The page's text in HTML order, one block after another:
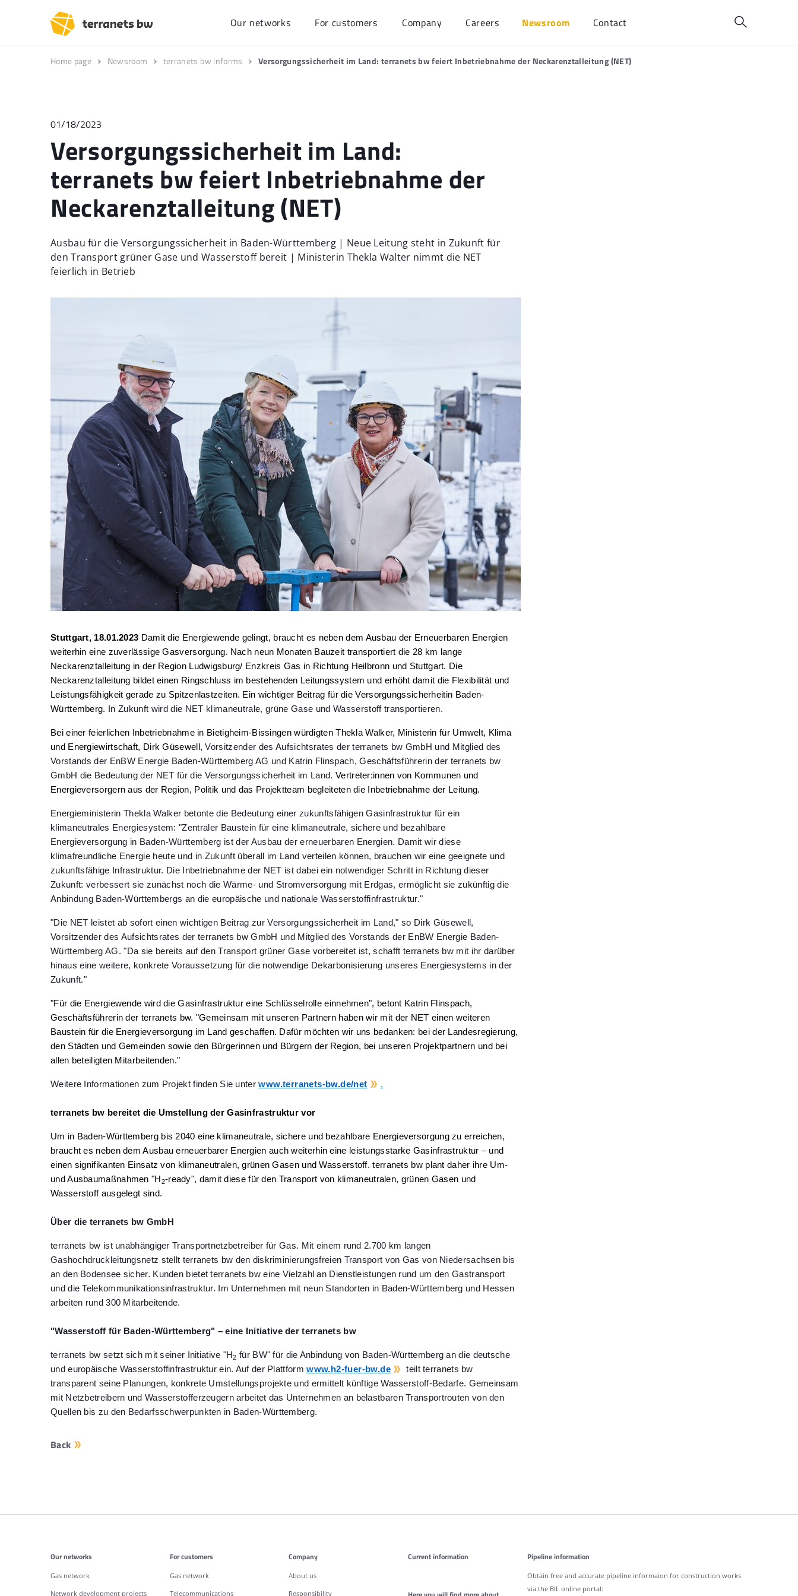
Our networks For customers Company Careers Newsroom Contact
Home page Newsroom terranets bw informs Versorgungssicherheit im Land: terranets bw feiert Inbetriebnahme der Neckarenztalleitung (NET)
01/18/2023
Versorgungssicherheit im Land:
terranets bw feiert Inbetriebnahme der
Neckarenztalleitung (NET)
Ausbau für die Versorgungssicherheit in Baden-Württemberg | Neue Leitung steht in Zukunft für
den Transport grüner Gase und Wasserstoff bereit | Ministerin Thekla Walter nimmt die NET
feierlich in Betrieb
Stuttgart, 18.01.2023 Damit die Energiewende gelingt, braucht es neben dem Ausbau der Erneuerbaren Energien
weiterhin eine zuverlässige Gasversorgung. Nach neun Monaten Bauzeit transportiert die 28 km lange
Neckarenztalleitung in der Region Ludwigsburg/ Enzkreis Gas in Richtung Heilbronn und Stuttgart. Die
Neckarenztalleitung bildet einen Ringschluss im bestehenden Leitungssystem und erhöht damit die Flexibilität und
Leistungsfähigkeit gerade zu Spitzenlastzeiten. Ein wichtiger Beitrag für die Versorgungssicherheitin Baden-
Württemberg.
In Zukunft wird die NET klimaneutrale, grüne Gase und Wasserstoff transportieren.
Bei einer feierlichen Inbetriebnahme in Bietigheim-Bissingen würdigten Thekla Walker, Ministerin für Umwelt, Klima
und Energiewirtschaft, Dirk Güsewell,Vorsitzender des Aufsichtsrates der terranets bw GmbH und Mitglied des
Vorstands der EnBW Energie Baden-Württemberg AG und Katrin Flinspach, Geschäftsführerin der terranets bw
GmbH die Bedeutung der NET für die Versorgungssicherheit im Land.Vertreter:innen von Kommunen und
Energieversorgern aus der Region, Politik und das Projektteam begleiteten die Inbetriebnahme der Leitung.
Energieministerin Thekla Walker betonte die Bedeutung einer zukunftsfähigen Gasinfrastruktur für ein
klimaneutrales Energiesystem: "Zentraler Baustein für eine klimaneutrale, sichere und bezahlbare
Energieversorgung in Baden-Württemberg ist der Ausbau der erneuerbaren Energien. Damit wir diese
klimafreundliche Energie heute und in Zukunft überall im Land verteilen können, brauchen wir eine geeignete und
zukunftsfähige Infrastruktur. Die Inbetriebnahme der NET ist dabei ein notwendiger Schritt in Richtung dieser
Zukunft: verbessert sie zunächst noch die Wärme- und Stromversorgung mit Erdgas, ermöglicht sie zukünftig die
Anbindung Baden-Württembergs an die europäische und nationale Wasserstoffinfrastruktur."
"Die NET leistet ab sofort einen wichtigen Beitrag zur Versorgungssicherheit im Land," so Dirk Güsewell,
Vorsitzender des Aufsichtsrates der terranets bw GmbH und Mitglied des Vorstands der EnBW Energie Baden-
Württemberg AG. "Da sie bereits auf den Transport grüner Gase vorbereitet ist, schafft terranets bw mit ihr darüber
hinaus eine weitere, konkrete Voraussetzung für die notwendige Dekarbonisierung unseres Energiesystems in der
Zukunft."
"Für die Energiewende wird die Gasinfrastruktur eine Schlüsselrolle einnehmen", betont Katrin Flinspach,
Geschäftsführerin der terranets bw. "Gemeinsam mit unseren Partnern haben wir mit der NET einen weiteren
Baustein für die Energieversorgung im Land geschaffen. Dafür möchten wir uns bedanken: bei der Landesregierung,
den Städten und Gemeinden sowie den Bürgerinnen und Bürgern der Region, bei unseren Projektpartnern und bei
allen beteiligten Mitarbeitenden."
Weitere Informationen zum Projekt finden Sie unterwww.terranets-bw.de/net .
terranets bw bereitet die Umstellung der Gasinfrastruktur vor
Um in Baden-Württemberg bis 2040 eine klimaneutrale, sichere und bezahlbare Energieversorgung zu erreichen,
braucht es neben dem Ausbau erneuerbarer Energien auch weiterhin eine leistungsstarke Gasinfrastruktur – und
einen signifikanten Einsatz von klimaneutralen, grünen Gasen und Wasserstoff. terranets bw plant daher ihre Um-
und Ausbaumaßnahmen "H 2-ready", damit diese für den Transport von klimaneutralen, grünen Gasen und
Wasserstoff ausgelegt sind.
Über die terranets bw GmbH
terranets bw ist unabhängiger Transportnetzbetreiber für Gas. Mit einem rund 2.700 km langen
Gashochdruckleitungsnetz stellt terranets bw den diskriminierungsfreien Transport von Gas von Niedersachsen bis
an den Bodensee sicher. Kunden bietet terranets bw eine Vielzahl an Dienstleistungen rund um den Gastransport
und die Telekommunikationsinfrastruktur. Im Unternehmen mit neun Standorten in Baden-Württemberg und Hessen
arbeiten rund 300 Mitarbeitende.
"Wasserstoff für Baden-Württemberg" – eine Initiative der terranets bw
terranets bw setzt sich mit seiner Initiative "H2 für BW" für die Anbindung von Baden-Württemberg an die deutsche
und europäische Wasserstoffinfrastruktur ein. Auf der Plattformwww.h2-fuer-bw.de
teilt terranets bw
transparent seine Planungen, konkrete Umstellungsprojekte und ermittelt künftige Wasserstoff-Bedarfe. Gemeinsam
mit Netzbetreibern und Wasserstofferzeugern arbeitet das Unternehmen an belastbaren Transportrouten von den
Quellen bis zu den Bedarfsschwerpunkten in Baden-Württemberg.
Back
Additonal information
Our networks
Gas network
Network development projects
For customers
Gas network
Telecommunications
Company
About us
Responsibility
Current information Pipeline information
Obtain free and accurate pipeline informaion for construction works
via the BIL online portal: